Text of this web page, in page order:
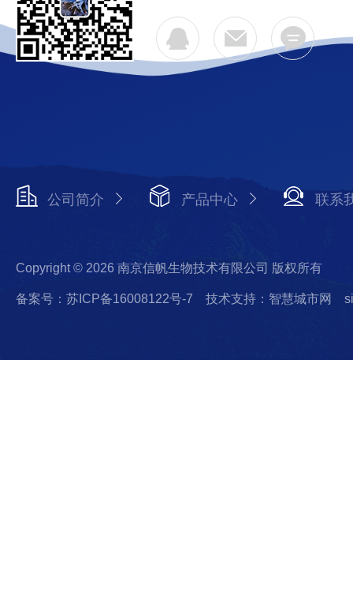
公司简介 产品中心 联系
Copyright © 2026 南京信帆生物技术有限公司 版权所有
备案号：苏ICP备16008122号-7 技术支持：智慧城市网